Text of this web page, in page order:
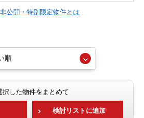
公開・特別限定物件とは
択した物件をまとめて
検討リストに追加